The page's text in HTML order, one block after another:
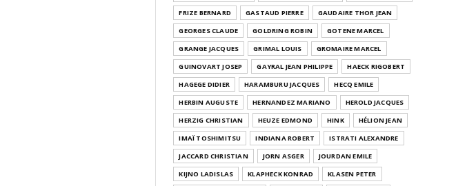
FRIZE BERNARD
GASTAUD PIERRE
GAUDAIRE THOR JEAN
GEORGES CLAUDE
GOLDRING ROBIN
GOTENE MARCEL
GRANGE JACQUES
GRIMAL LOUIS
GROMAIRE MARCEL
GUINOVART JOSEP
GAYRAL JEAN PHILIPPE
HAECK RIGOBERT
HAGEGE DIDIER
HARAMBURU JACQUES
HECQ EMILE
HERBIN AUGUSTE
HERNANDEZ MARIANO
HEROLD JACQUES
HERZIG CHRISTIAN
HEUZE EDMOND HINK
HÉLION JEAN
IMAÏ TOSHIMITSU
INDIANA ROBERT
ISTRATI ALEXANDRE
JACCARD CHRISTIAN
JORN ASGER
JOURDAN EMILE
KIJNO LADISLAS
KLAPHECK KONRAD
KLASEN PETER